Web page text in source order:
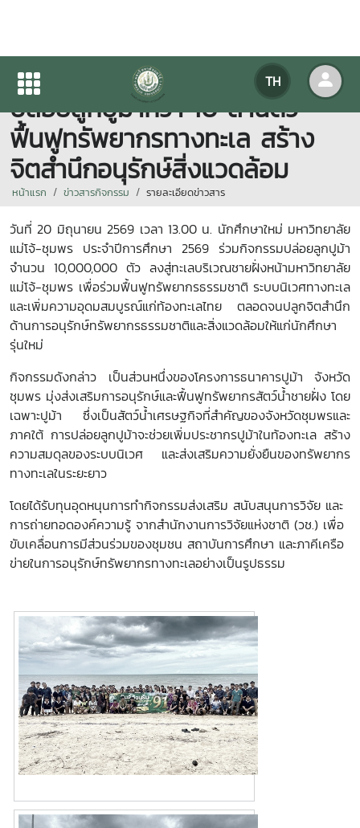
TH
นักศึกษาใหม่ ม.แม่โจ้-ชุมพร ร่วม
ปล่อยลูกปูม้ากว่า 10 ล้านตัว
ฟื้นฟูทรัพยากรทางทะเล สร้าง
จิตสำนึกอนุรักษ์สิ่งแวดล้อม
หน้าแรก ข่าวสารกิจกรรม รายละเอียดข่าวสาร
วันที่ 20 มิถุนายน 2569 เวลา 13.00 น. นักศึกษาใหม่ มหาวิทยาลัย
แม่โจ้-ชุมพร ประจำปีการศึกษา 2569 ร่วมกิจกรรมปล่อยลูกปูม้า
จำนวน 10,000,000 ตัว ลงสู่ทะเลบริเวณชายฝั่งหน้ามหาวิทยาลัย
แม่โจ้-ชุมพร เพื่อร่วมฟื้นฟูทรัพยากรธรรมชาติ ระบบนิเวศทางทะเล
และเพิ่มความอุดมสมบูรณ์แก่ท้องทะเลไทย ตลอดจนปลูกจิตสำนึก
ด้านการอนุรักษ์ทรัพยากรธรรมชาติและสิ่งแวดล้อมให้แก่นักศึกษา
รุ่นใหม่
กิจกรรมดังกล่าว เป็นส่วนหนึ่งของโครงการธนาคารปูม้า จังหวัด
ชุมพร มุ่งส่งเสริมการอนุรักษ์และฟื้นฟูทรัพยากรสัตว์น้ำชายฝั่ง โดย
เฉพาะปูม้า ซึ่งเป็นสัตว์น้ำเศรษฐกิจที่สำคัญของจังหวัดชุมพรและ
ภาคใต้ การปล่อยลูกปูม้าจะช่วยเพิ่มประชากรปูม้าในท้องทะเล สร้าง
ความสมดุลของระบบนิเวศ และส่งเสริมความยั่งยืนของทรัพยากร
ทางทะเลในระยะยาว
โดยได้รับทุนอุดหนุนการทำกิจกรรมส่งเสริม สนับสนุนการวิจัย และ
การถ่ายทอดองค์ความรู้ จากสำนักงานการวิจัยแห่งชาติ (วช.) เพื่อ
ขับเคลื่อนการมีส่วนร่วมของชุมชน สถาบันการศึกษา และภาคีเครือ
ข่ายในการอนุรักษ์ทรัพยากรทางทะเลอย่างเป็นรูปธรรม